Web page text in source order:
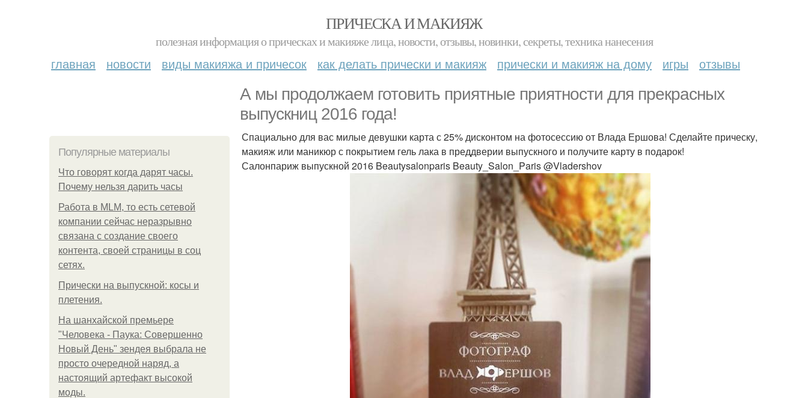
ПРИЧЕСКА И МАКИЯЖ
полезная информация о прическах и макияже лица, новости, отзывы, новинки, секреты, техника нанесения
главная новости виды макияжа и причесок как делать прически и макияж прически и макияж на дому игры отзывы
А мы продолжаем готовить приятные приятности для прекрасных
выпускниц 2016 года!
Популярные материалы
Что говорят когда дарят часы.
Почему нельзя дарить часы
Работа в MLM, то есть сетевой
компании сейчас неразрывно
связана с создание своего
контента, своей страницы в соц
сетях.
Прически на выпускной: косы и
плетения.
На шанхайской премьере
"Человека - Паука: Совершенно
Новый День" зендея выбрала не
просто очередной наряд, а
настоящий артефакт высокой
моды.
Спациально для вас милые девушки карта с 25% дисконтом на фотосессию от Влада Ершова! Сделайте прическу,
макияж или маникюр с покрытием гель лака в преддверии выпускного и получите карту в подарок!
Салонпариж выпускной 2016 Beautysalonparis Beauty_Salon_Paris @Vladershov